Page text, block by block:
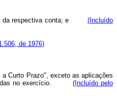
da respectiva conta; e (Incluído
de 1976)
Curto Prazo", exceto as aplicações
vencidas no exercício.(Incluído pelo